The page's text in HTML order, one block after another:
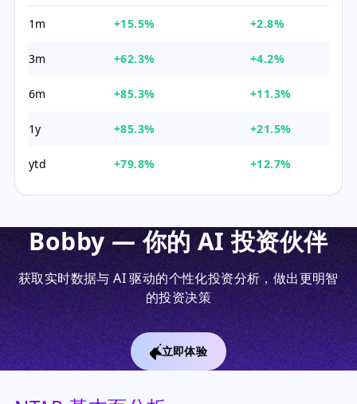
1m +15.5% +2.8%
3m +62.3% +4.2%
6m +85.3% +11.3%
1y +85.3% +21.5%
ytd +79.8% +12.7%
Bobby — 你的 AI 投资伙伴
获取实时数据与 AI 驱动的个性化投资分析，做出更明智
的投资决策
立即体验